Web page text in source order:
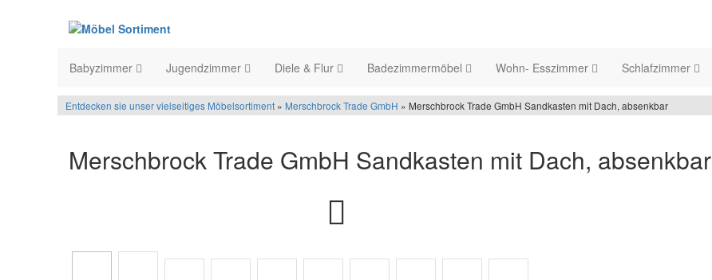
Babyzimmer Jugendzimmer Diele & Flur Badezimmermöbel Wohn- Esszimmer Schlafzimmer
Entdecken sie unser vielseitiges Möbelsortiment » Merschbrock Trade GmbH » Merschbrock Trade GmbH Sandkasten mit Dach, absenkbar
Merschbrock Trade GmbH Sandkasten mit Dach, absenkbar